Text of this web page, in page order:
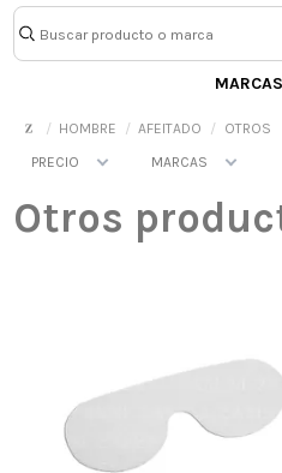
MARCAS
HOMBRE AFEITADO
OTROS
PRECIO
MARCAS
Otros